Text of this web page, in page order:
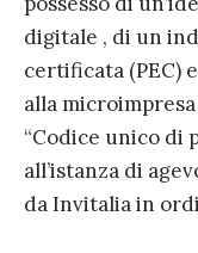
digitale , di un
certificata (PEC)
alla
“Codice unico di
all’istanza di
da Invitalia in